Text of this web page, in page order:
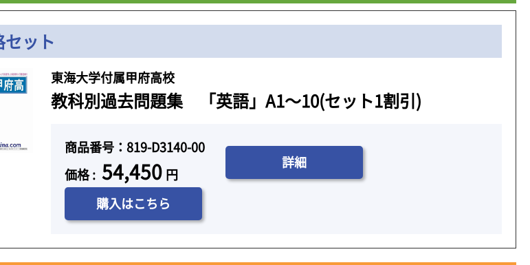
ット
東海大学付属甲府高校
教科別過去問題集 「英語」A1～10(セット1割引)
商品番号：819-D3140-00
価格 : 54,450 円
詳細
購入はこちら